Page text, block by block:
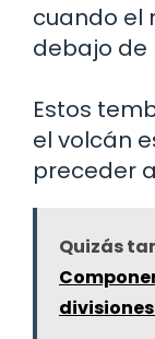
cuando el
debajo de
Estos
el volcán
preceder
Quizás